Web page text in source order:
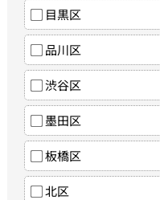
目黒区
品川区
渋谷区
墨田区
板橋区
北区